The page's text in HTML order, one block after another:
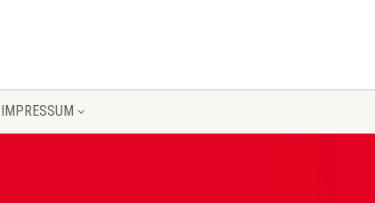
IMPRESSUM